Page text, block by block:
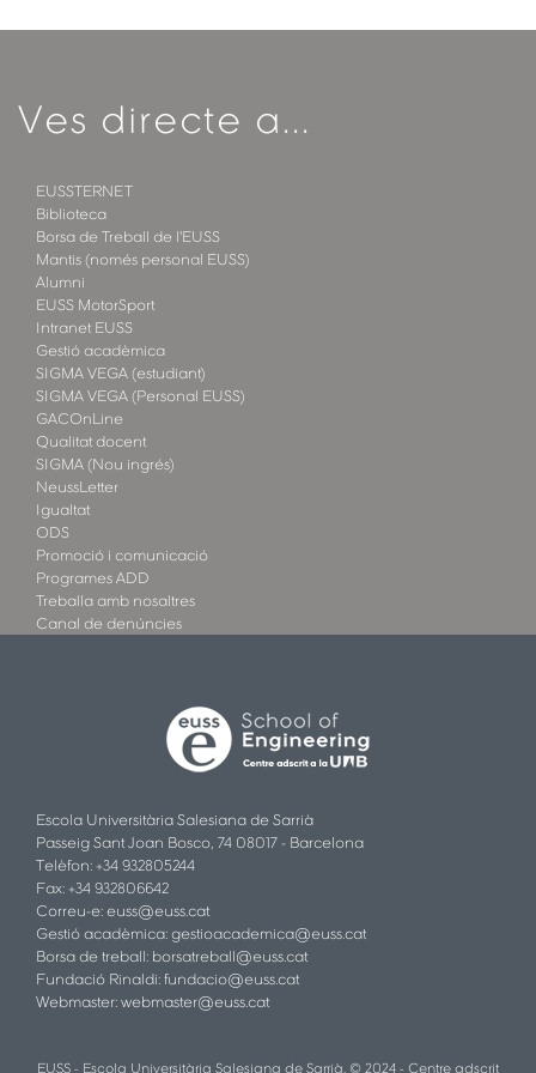
Ves directe a...
EUSSTERNET
Biblioteca
Borsa de Treball de l'EUSS
Mantis (només personal EUSS)
Alumni
EUSS MotorSport
Intranet EUSS
Gestió acadèmica
SIGMA VEGA (estudiant)
SIGMA VEGA (Personal EUSS)
GACOnLine
Qualitat docent
SIGMA (Nou ingrés)
NeussLetter
Igualtat
ODS
Promoció i comunicació
Programes ADD
Treballa amb nosaltres
Canal de denúncies
Escola Universitària Salesiana de Sarrià
Passeig Sant Joan Bosco, 74 08017 - Barcelona
Telèfon: +34 932805244
Fax: +34 932806642
Correu-e: euss@euss.cat
Gestió acadèmica: gestioacademica@euss.cat
Borsa de treball: borsatreball@euss.cat
Fundació Rinaldi: fundacio@euss.cat
Webmaster: webmaster@euss.cat
EUSS - Escola Universitària Salesiana de Sarrià. © 2024 - Centre adscrit